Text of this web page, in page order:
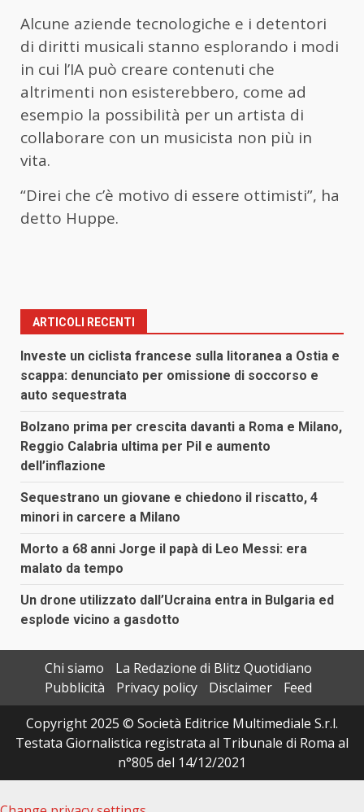
Alcune aziende tecnologiche e i detentori
di diritti musicali stanno esplorando i modi
in cui l’IA può creare contenuti che
altrimenti non esisterebbero, come ad
esempio la possibilità per un artista di
collaborare con un musicista non più in
vita.
“Direi che c’è motivo di essere ottimisti”, ha
detto Huppe.
ARTICOLI RECENTI
Investe un ciclista francese sulla litoranea a Ostia e
scappa: denunciato per omissione di soccorso e
auto sequestrata
Bolzano prima per crescita davanti a Roma e Milano,
Reggio Calabria ultima per Pil e aumento
dell’inflazione
Sequestrano un giovane e chiedono il riscatto, 4
minori in carcere a Milano
Morto a 68 anni Jorge il papà di Leo Messi: era
malato da tempo
Un drone utilizzato dall’Ucraina entra in Bulgaria ed
esplode vicino a gasdotto
Chi siamo
La Redazione di Blitz Quotidiano
Pubblicità
Privacy policy Disclaimer
Feed
Copyright 2025 © Società Editrice Multimediale S.r.l.
Testata Giornalistica registrata al Tribunale di Roma al
n°805 del 14/12/2021